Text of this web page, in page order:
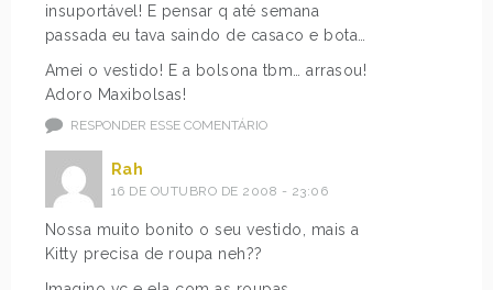
insuportável! E pensar q até semana
passada eu tava saindo de casaco e bota…
Amei o vestido! E a bolsona tbm… arrasou!
Adoro Maxibolsas!
RESPONDER ESSE COMENTÁRIO
Rah
16 DE OUTUBRO DE 2008 - 23:06
Nossa muito bonito o seu vestido, mais a
Kitty precisa de roupa neh??